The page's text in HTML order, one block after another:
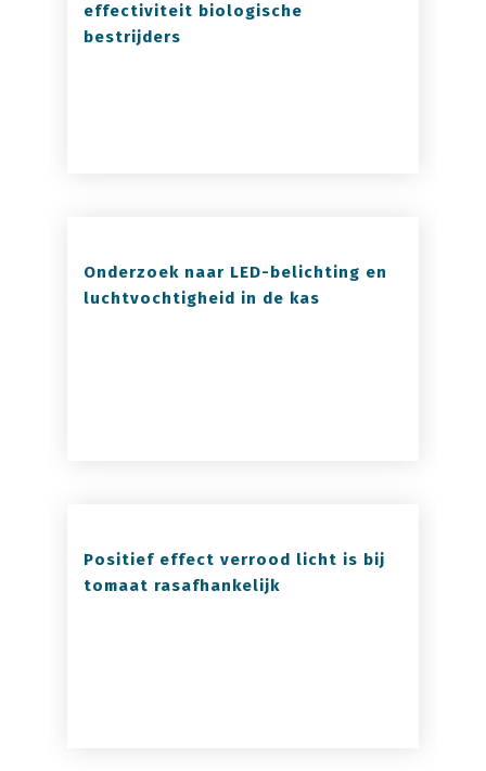
effectiviteit biologische
bestrijders
Onderzoek naar LED-belichting en
luchtvochtigheid in de kas
Positief effect verrood licht is bij
tomaat rasafhankelijk